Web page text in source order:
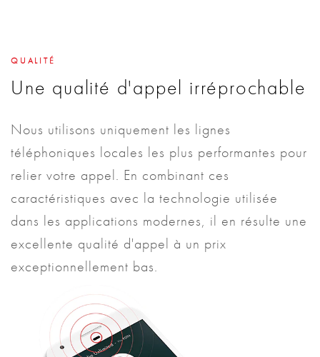
QUALITÉ
Une qualité d'appel irréprochable
Nous utilisons uniquement les lignes
téléphoniques locales les plus performantes pour
relier votre appel. En combinant ces
caractéristiques avec la technologie utilisée
dans les applications modernes, il en résulte une
excellente qualité d'appel à un prix
exceptionnellement bas.